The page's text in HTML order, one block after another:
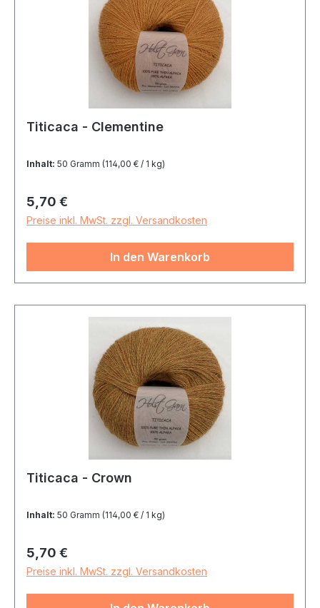
Titicaca - Clementine
Inhalt: 50 Gramm (114,00 € / 1 kg)
Regulärer Preis:
5,70 €
Preise inkl. MwSt. zzgl. Versandkosten
In den Warenkorb
Titicaca - Crown
Inhalt: 50 Gramm (114,00 € / 1 kg)
Regulärer Preis:
5,70 €
Preise inkl. MwSt. zzgl. Versandkosten